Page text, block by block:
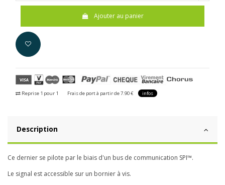
Ajouter au panier
Reprise 1 pour 1 Frais de port à partir de 7.90 € infos
Description
Ce dernier se pilote par le biais d'un bus de communication SPI™.
Le signal est accessible sur un bornier à vis.